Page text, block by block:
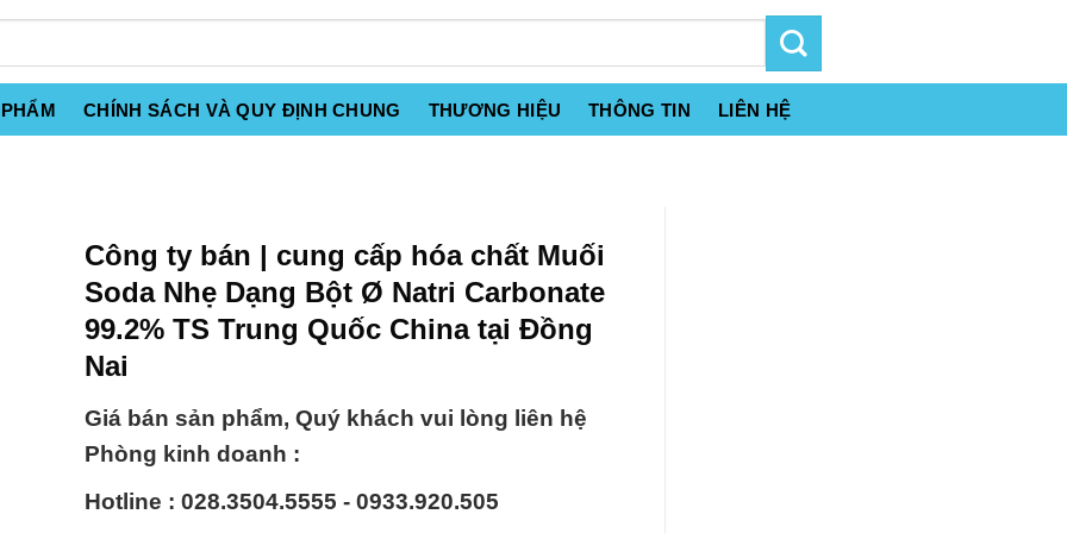
CHÍNH SÁCH VÀ QUY ĐỊNH CHUNG THƯƠNG HIỆU THÔNG TIN LIÊN HỆ
Công ty bán | cung cấp hóa chất Muối
Soda Nhẹ Dạng Bột Ø Natri Carbonate
99.2% TS Trung Quốc China tại Đồng
Nai
Giá bán sản phẩm, Quý khách vui lòng liên hệ
Phòng kinh doanh :
Hotline : 028.3504.5555 - 0933.920.505